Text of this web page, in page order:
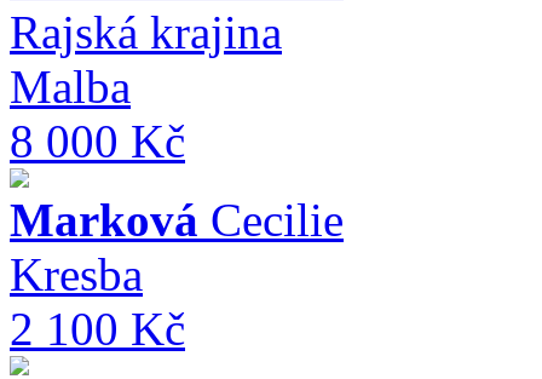
Rajská krajina
Malba
8 000 Kč
Marková Cecilie
Kresba
2 100 Kč